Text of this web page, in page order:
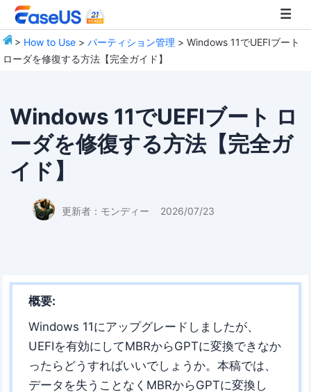
> How to Use >パーティション管理 > Windows 11でUEFIブート
ローダを修復する方法【完全ガイド】
Windows 11でUEFIブート ロ
ーダを修復する方法【完全ガ
イド】
更新者： モンディー 2026/07/23
概要:
Windows 11にアップグレードしましたが、
UEFIを有効にしてMBRからGPTに変換できなか
ったらどうすればいいでしょうか。本稿では、
データを失うことなくMBRからGPTに変換し